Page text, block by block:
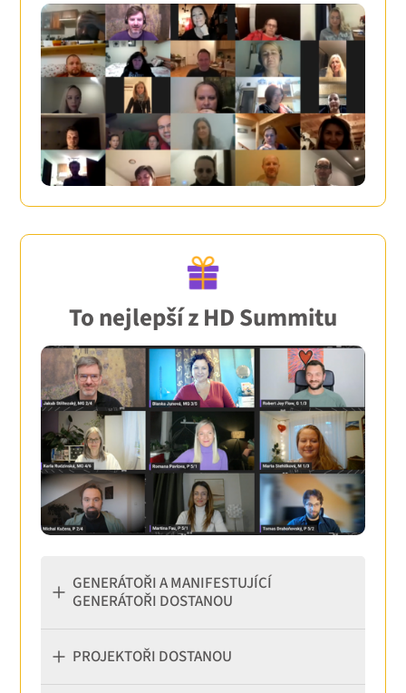
To nejlepší z HD Summitu
GENERÁTOŘI A MANIFESTUJÍCÍ
GENERÁTOŘI DOSTANOU
PROJEKTOŘI DOSTANOU